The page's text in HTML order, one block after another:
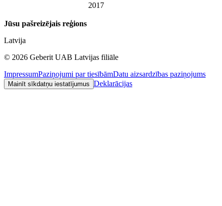
2017
Jūsu pašreizējais reģions
Latvija
© 2026 Geberit UAB Latvijas filiāle
ImpressumPaziņojumi par tiesībāmDatu aizsardzības paziņojums
Mainīt sīkdatņu iestatījumus Deklarācijas